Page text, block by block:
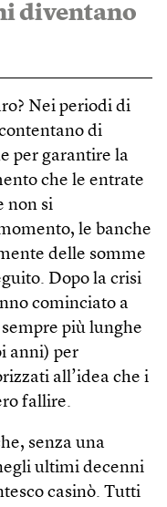
diventano
Nei periodi di
di
per garantire la
che le entrate
non si
le banche
delle somme
Dopo la crisi
cominciato a
più lunghe
anni) per
all’idea che i
fallire.
senza una
ultimi decenni
casinò. Tutti